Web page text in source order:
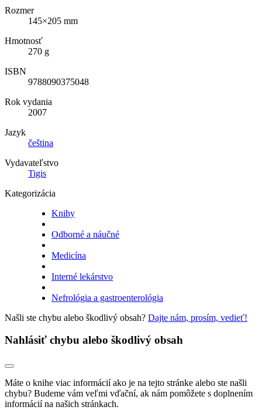
Rozmer
145×205 mm
Hmotnosť
270 g
ISBN
9788090375048
Rok vydania
2007
Jazyk
čeština
Vydavateľstvo
Tigis
Kategorizácia
Knihy
Odborné a náučné
Medicína
Interné lekárstvo
Nefrológia a gastroenterológia
Našli ste chybu alebo škodlivý obsah? Dajte nám, prosím, vedieť!
Nahlásiť chybu alebo škodlivý obsah
Máte o knihe viac informácií ako je na tejto stránke alebo ste našli
chybu? Budeme vám veľmi vďační, ak nám pomôžete s doplnením
informácií na našich stránkach.